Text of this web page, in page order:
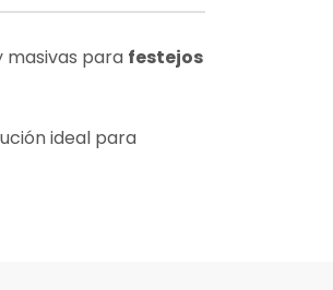
masivas para festejos
ideal para